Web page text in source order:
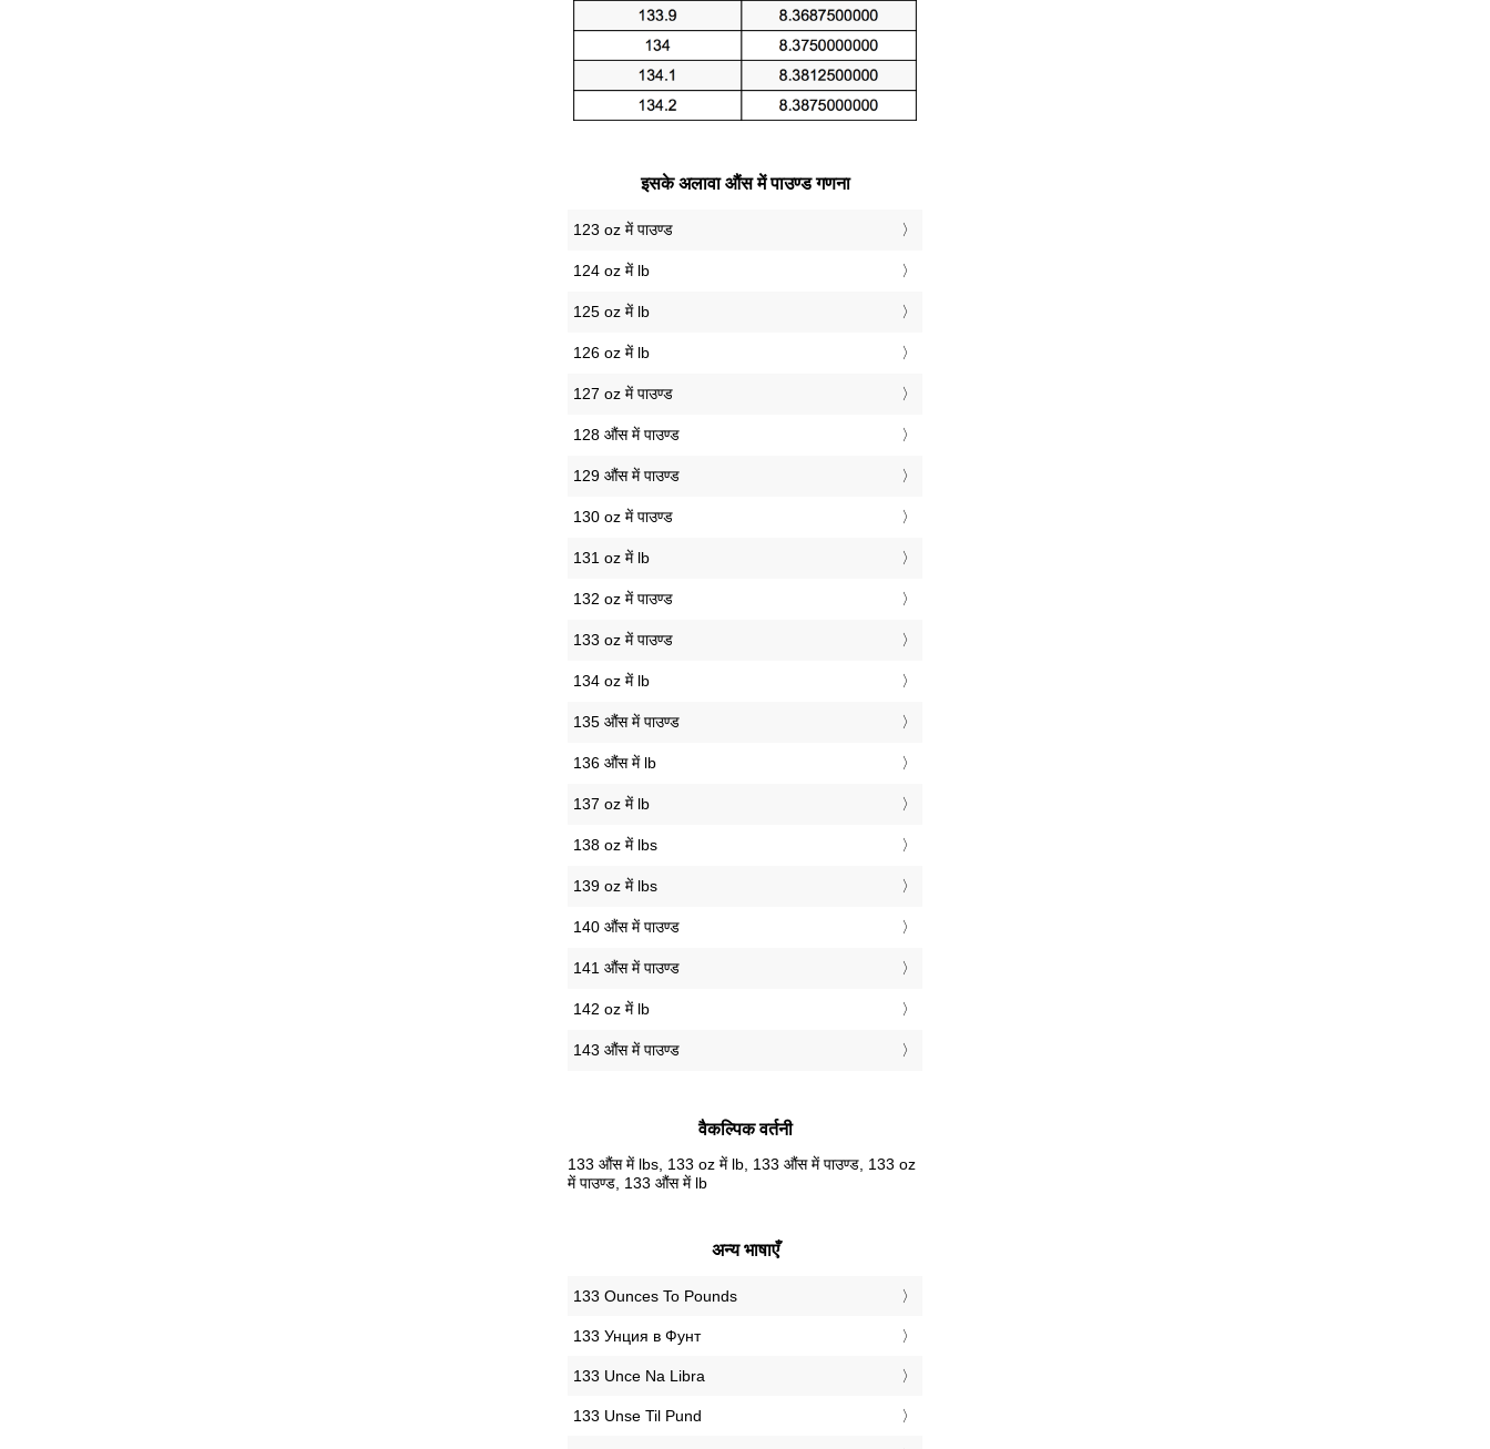
इसके अलावा औंस में पाउण्ड गणना
123 oz में पाउण्ड
124 oz में lb
125 oz में lb
126 oz में lb
127 oz में पाउण्ड
128 औंस में पाउण्ड
129 औंस में पाउण्ड
130 oz में पाउण्ड
131 oz में lb
132 oz में पाउण्ड
133 oz में पाउण्ड
134 oz में lb
135 औंस में पाउण्ड
136 औंस में lb
137 oz में lb
138 oz में lbs
139 oz में lbs
140 औंस में पाउण्ड
141 औंस में पाउण्ड
142 oz में lb
143 औंस में पाउण्ड
वैकल्पिक वर्तनी
133 औंस में lbs, 133 oz में lb, 133 औंस में पाउण्ड, 133 oz
में पाउण्ड, 133 औंस में lb
अन्य भाषाएँ
‎133 Ounces To Pounds
‎133 Унция в Фунт
‎133 Unce Na Libra
‎133 Unse Til Pund